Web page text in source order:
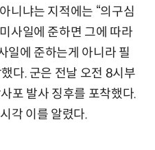
니냐는 지적에는 “의구심
사일에 준하면 그에 따라
일에 준하는게 아니라 필
다. 군은 전날 오전 8시부
포 발사 징후를 포착했다.
각 이를 알렸다.